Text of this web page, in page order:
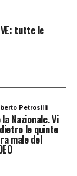
i sei
nel
a
optare
di
caso
tutte le
Petrosilli
Nazionale. Vi
le quinte
male del